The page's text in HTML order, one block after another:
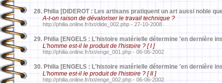
28. Philia [DIDEROT : Les artisans pratiquent un art aussi noble
A-t-on raison de dévaloriser le travail technique ?
http://philia.online.fr/txt/dide_002.php - 27-10-2008
29. Philia [ENGELS : L'histoire matérielle détermine 'en dernière
L'homme est-il le produit de l'histoire ? [ I ]
http://philia.online.fr/txt/enge_001.php - 06-06-2002
30. Philia [ENGELS : L'histoire matérielle détermine 'en dernière
L'homme est-il le produit de l'histoire ? [ II ]
http://philia.online.fr/txt/enge_002.php - 06-06-2002